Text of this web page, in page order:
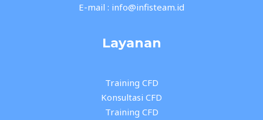
E-mail : info@infisteam.id
Layanan
Training CFD
Konsultasi CFD
Training CFD